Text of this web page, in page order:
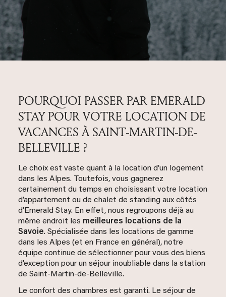
POURQUOI PASSER PAR EMERALD
STAY POUR VOTRE LOCATION DE
VACANCES À SAINT-MARTIN-DE-
BELLEVILLE ?
Le choix est vaste quant à la location d’un logement
dans les Alpes. Toutefois, vous gagnerez
certainement du temps en choisissant votre location
d’appartement ou de chalet de standing aux côtés
d’Emerald Stay. En effet, nous regroupons déjà au
même endroit les meilleures locations de la
Savoie. Spécialisée dans les locations de gamme
dans les Alpes (et en France en général), notre
équipe continue de sélectionner pour vous des biens
d’exception pour un séjour inoubliable dans la station
de Saint-Martin-de-Belleville.
Le confort des chambres est garanti. Le séjour de